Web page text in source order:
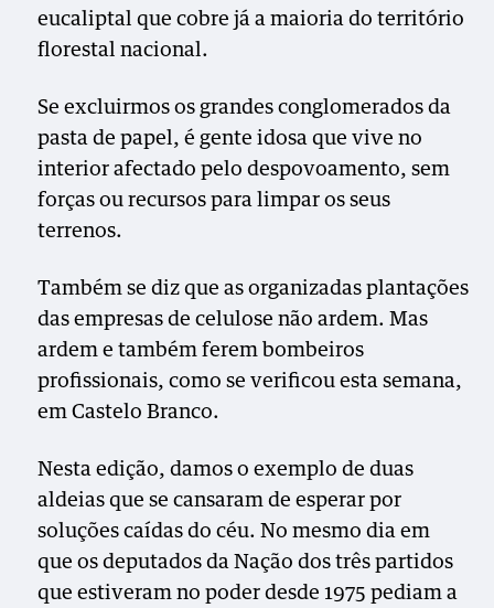
eucaliptal que cobre já a maioria do território
florestal nacional.
Se excluirmos os grandes conglomerados da
pasta de papel, é gente idosa que vive no
interior afectado pelo despovoamento, sem
forças ou recursos para limpar os seus
terrenos.
Também se diz que as organizadas plantações
das empresas de celulose não ardem. Mas
ardem e também ferem bombeiros
profissionais, como se verificou esta semana,
em Castelo Branco.
Nesta edição, damos o exemplo de duas
aldeias que se cansaram de esperar por
soluções caídas do céu. No mesmo dia em
que os deputados da Nação dos três partidos
que estiveram no poder desde 1975 pediam a